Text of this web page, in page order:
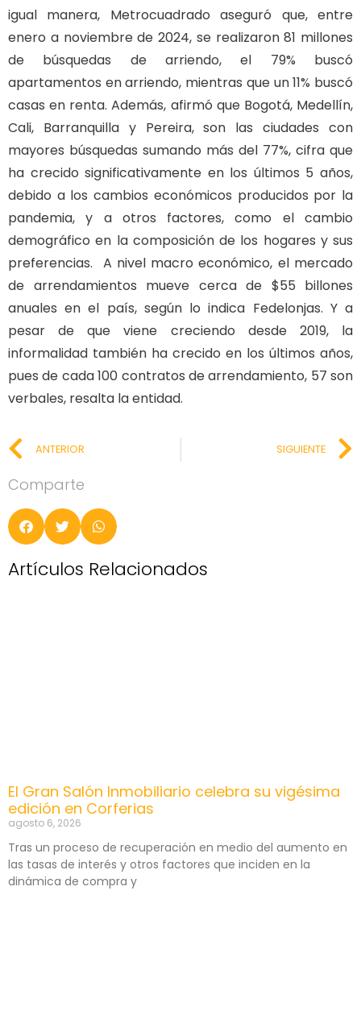
igual manera, Metrocuadrado aseguró que, entre
enero a noviembre de 2024, se realizaron 81 millones
de búsquedas de arriendo, el 79% buscó
apartamentos en arriendo, mientras que un 11% buscó
casas en renta. Además, afirmó que Bogotá, Medellín,
Cali, Barranquilla y Pereira, son las ciudades con
mayores búsquedas sumando más del 77%, cifra que
ha crecido significativamente en los últimos 5 años,
debido a los cambios económicos producidos por la
pandemia, y a otros factores, como el cambio
demográfico en la composición de los hogares y sus
preferencias. A nivel macro económico, el mercado
de arrendamientos mueve cerca de $55 billones
anuales en el país, según lo indica Fedelonjas. Y a
pesar de que viene creciendo desde 2019, la
informalidad también ha crecido en los últimos años,
pues de cada 100 contratos de arrendamiento, 57 son
verbales, resalta la entidad.
ANTERIOR SIGUIENTE
Comparte
Artículos Relacionados
El Gran Salón Inmobiliario celebra su vigésima
edición en Corferias
agosto 6, 2026
Tras un proceso de recuperación en medio del aumento en
las tasas de interés y otros factores que inciden en la
dinámica de compra y